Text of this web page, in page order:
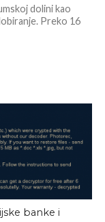
dolini kao
Preko 16
banke i